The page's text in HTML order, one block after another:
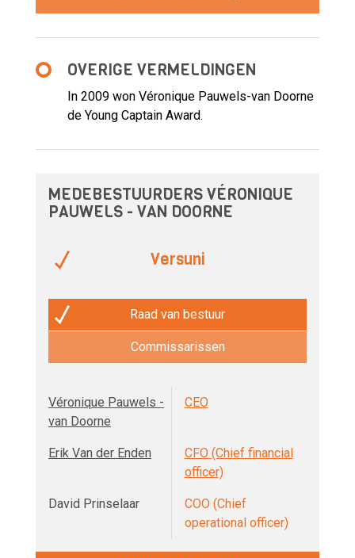
OVERIGE VERMELDINGEN
In 2009 won Véronique Pauwels-van Doorne
de Young Captain Award.
MEDEBESTUURDERS VÉRONIQUE
PAUWELS - VAN DOORNE
Versuni
Raad van bestuur
Commissarissen
Véronique Pauwels -
van Doorne
CEO
Erik Van der Enden
CFO (Chief financial
officer)
David Prinselaar
COO (Chief
operational officer)